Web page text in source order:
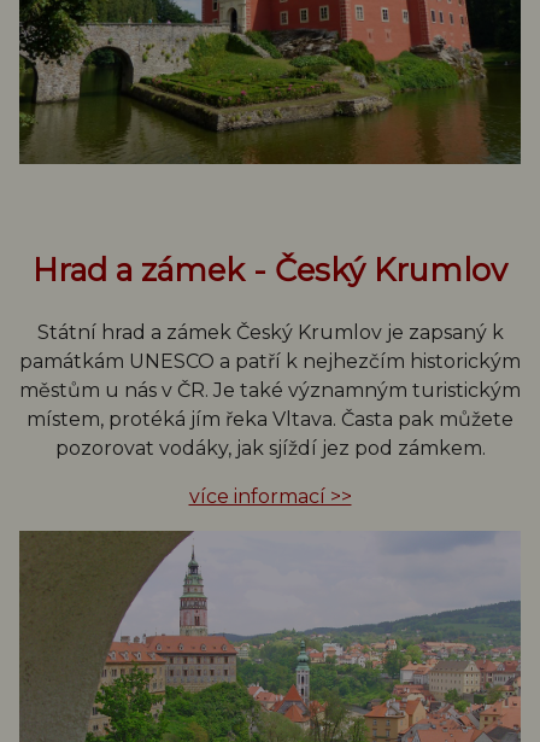
Hrad a zámek - Český Krumlov
Státní hrad a zámek Český Krumlov je zapsaný k
památkám UNESCO a patří k nejhezčím historickým
městům u nás v ČR. Je také významným turistickým
místem, protéká jím řeka Vltava. Časta pak můžete
pozorovat vodáky, jak sjíždí jez pod zámkem.
více informací >>